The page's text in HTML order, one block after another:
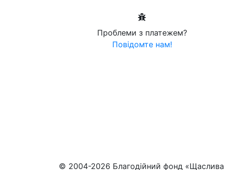
Проблеми з платежем?
Повідомте нам!
© 2004-2026 Благодійний фонд «Щаслива